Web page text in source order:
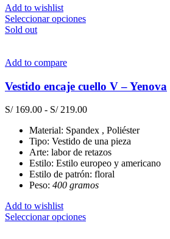
Add to wishlist
Seleccionar opcionesEste
opciones
se
pueden
en
la
página
de
producto
Sold out
Add to compare
Vestido encaje cuello V – Yenova
S/169.00 - S/219.00Rango
precios:
desde
S/ 169.00
hasta
S/ 219.00
Material: Spandex , Poliéster
Tipo: Vestido de una pieza
Arte: labor de retazos
Estilo: Estilo europeo y americano
Estilo de patrón: floral
Peso: 400 gramos
Add to wishlist
Seleccionar opcionesEste